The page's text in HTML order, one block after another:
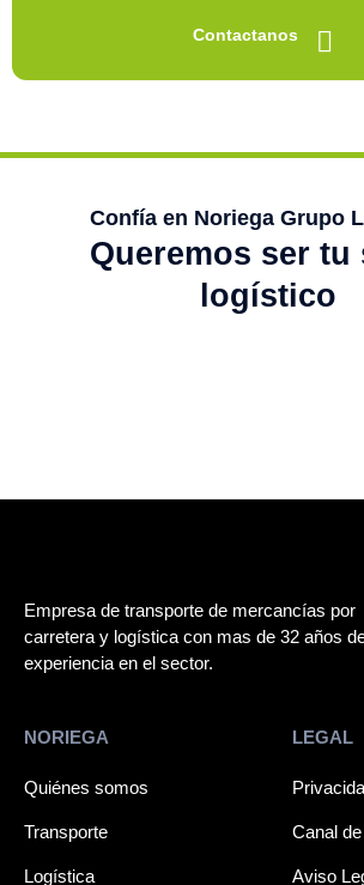
Contactanos
Confía en Noriega Grupo
Queremos ser tu
logístico
Empresa de transporte de mercancías por
carretera y logística con mas de 32 años
experiencia en el sector.
NORIEGA
Quiénes somos
Transporte
Logística
LEGAL
Canal
Aviso